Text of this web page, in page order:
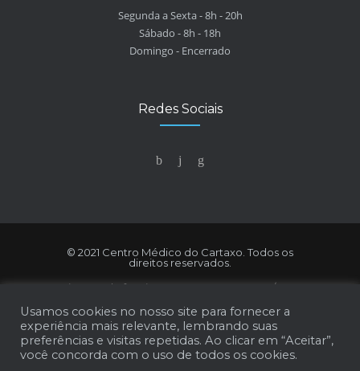
Segunda a Sexta - 8h - 20h
Sábado - 8h - 18h
Domingo - Encerrado
Redes Sociais
© 2021 Centro Médico do Cartaxo. Todos os
direitos reservados.
Licença de funcionamento na ERS: 11865/2016
Números de registo na ERS: E131264 (clínicas
médicas), E147987 (telemedicina) e E137135
(estabelecimento móvel)
Usamos cookies no nosso site para fornecer a
experiência mais relevante, lembrando suas
preferências e visitas repetidas. Ao clicar em “Aceitar”,
você concorda com o uso de todos os cookies.